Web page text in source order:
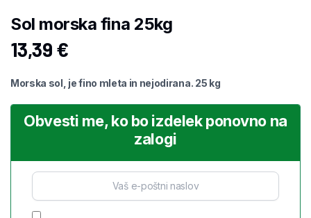
Sol morska fina 25kg
13,39 €
Morska sol, je fino mleta in nejodirana. 25 kg
Obvesti me, ko bo izdelek ponovno na
zalogi